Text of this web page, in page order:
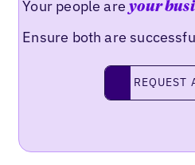
Your people areyour
Ensure both are
request aREQUEST